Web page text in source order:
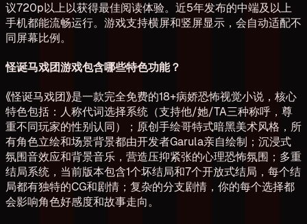
议720p以上以获得最佳阅读体验。近5年发布的中端及以上
手机都能流畅运行。游戏支持横屏和竖屏显示，会自动适配不
同屏幕比例。
怪诞马戏团游戏包含哪些特色功能？
《怪诞马戏团》是一款完全免费的18+病娇恐怖视觉小说，核心
特色包括：人称代词选择系统（支持他/她/TA三种称呼，尊
重不同玩家的性别认同）；原创手绘哥特式暗黑美术风格，所
有角色立绘和场景背景都由开发者Garula亲自绘制；沉浸式
氛围音效应和背景音乐，营造压抑紧张的心理恐怖氛围；多重
结局系统，当前版本包含1个坏结局和7个开放式结局，每个结
局都有独特的CG和剧情；复杂的分支剧情，你的每个选择都
会影响角色好感度和故事走向。